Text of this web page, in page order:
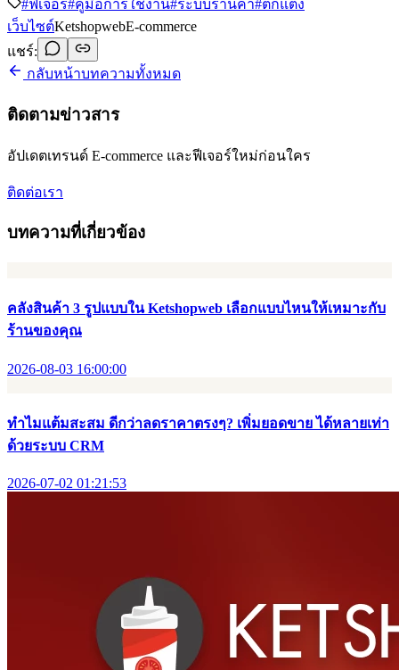
#ฟีเจอร์#คู่มือการใช้งาน#ระบบร้านค้า#ตกแต่ง
เว็บไซต์KetshopwebE-commerce
แชร์:
กลับหน้าบทความทั้งหมด
ติดตามข่าวสาร
อัปเดตเทรนด์ E-commerce และฟีเจอร์ใหม่ก่อนใคร
ติดต่อเรา
บทความที่เกี่ยวข้อง